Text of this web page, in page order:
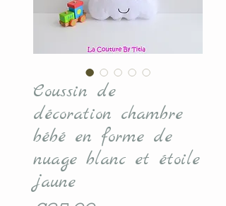
Coussin de
décoration chambre
bébé en forme de
nuage blanc et étoile
jaune